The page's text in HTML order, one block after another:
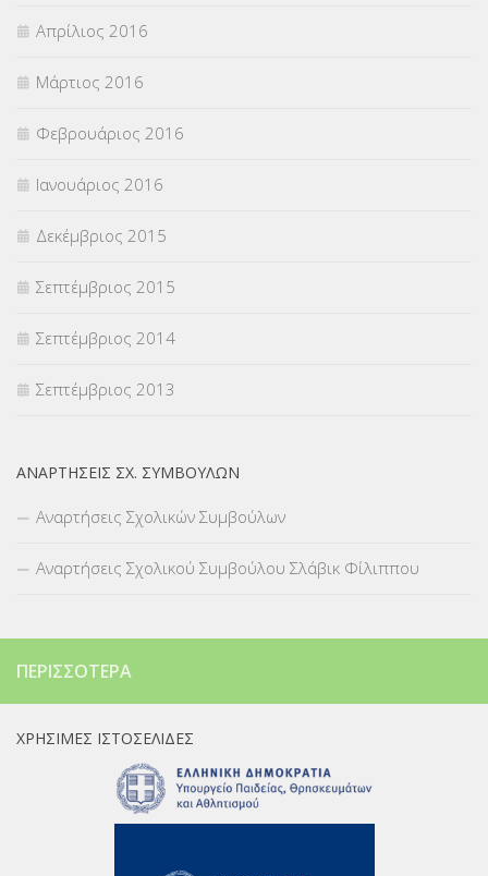
Απρίλιος 2016
Μάρτιος 2016
Φεβρουάριος 2016
Ιανουάριος 2016
Δεκέμβριος 2015
Σεπτέμβριος 2015
Σεπτέμβριος 2014
Σεπτέμβριος 2013
ΑΝΑΡΤΉΣΕΙΣ ΣΧ. ΣΥΜΒΟΎΛΩΝ
Αναρτήσεις Σχολικών Συμβούλων
Αναρτήσεις Σχολικού Συμβούλου Σλάβικ Φίλιππου
ΠΕΡΙΣΣΌΤΕΡΑ
ΧΡΉΣΙΜΕΣ ΙΣΤΟΣΕΛΊΔΕΣ